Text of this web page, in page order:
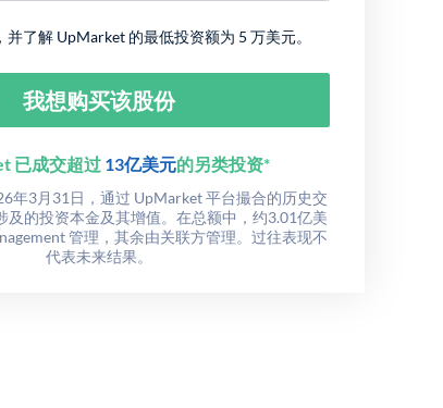
，并了解 UpMarket 的最低投资额为 5 万美元。
我想购买该股份
已成交超过 13亿美元的另类投资*
年3月31日，通过 UpMarket 平台撮合的历史交
及的投资本金及其增值。在总额中，约3.01亿美
管理，其余由关联方管理。过往表现不
代表未来结果。